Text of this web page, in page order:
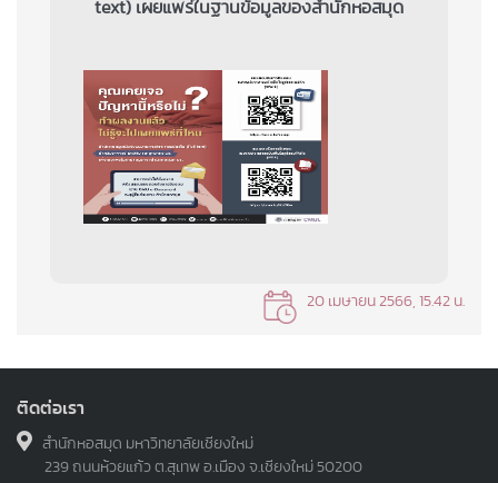
text) เผยแพร่ในฐานข้อมูลของสำนักหอสมุด
20 เมษายน 2566, 15.42 น.
ติดต่อเรา
สำนักหอสมุด มหาวิทยาลัยเชียงใหม่
239 ถนนห้วยแก้ว ต.สุเทพ อ.เมือง จ.เชียงใหม่ 50200